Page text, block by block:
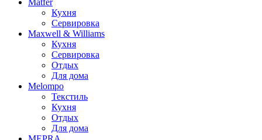
Matfer
Кухня
Сервировка
Maxwell & Williams
Кухня
Сервировка
Отдых
Для дома
Melompo
Текстиль
Кухня
Отдых
Для дома